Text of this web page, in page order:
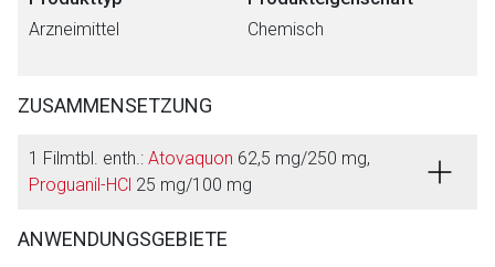
Arzneimittel Chemisch
ZUSAMMENSETZUNG
1 Filmtbl. enth.: Atovaquon 62,5 mg/250 mg,
Proguanil-HCl 25 mg/100 mg
ANWENDUNGSGEBIETE